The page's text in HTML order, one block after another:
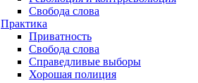
Свобода слова
Практика
Приватность
Свобода слова
Справедливые выборы
Хорошая полиция